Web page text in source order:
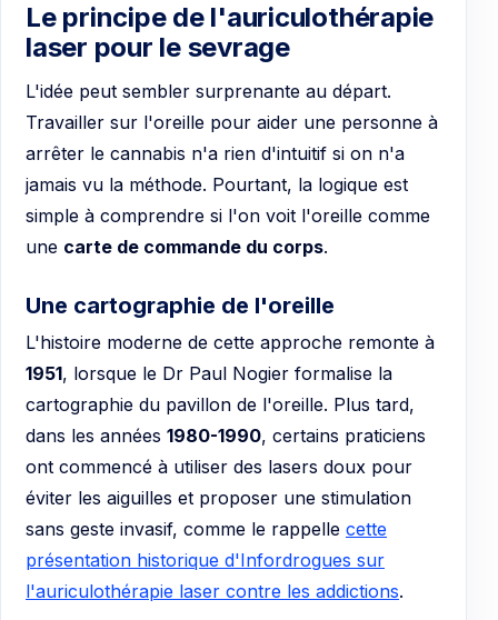
Le principe de l'auriculothérapie
laser pour le sevrage
L'idée peut sembler surprenante au départ.
Travailler sur l'oreille pour aider une personne à
arrêter le cannabis n'a rien d'intuitif si on n'a
jamais vu la méthode. Pourtant, la logique est
simple à comprendre si l'on voit l'oreille comme
une carte de commande du corps.
Une cartographie de l'oreille
L'histoire moderne de cette approche remonte à
1951, lorsque le Dr Paul Nogier formalise la
cartographie du pavillon de l'oreille. Plus tard,
dans les années 1980-1990, certains praticiens
ont commencé à utiliser des lasers doux pour
éviter les aiguilles et proposer une stimulation
sans geste invasif, comme le rappelle cette
présentation historique d'Infordrogues sur
l'auriculothérapie laser contre les addictions.